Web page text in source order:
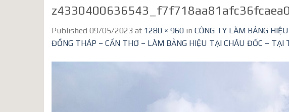
Published 09/05/2023 at 1280 × 960 in CÔNG TY LÀM BẢNG
ĐỒNG THÁP – CẦN THƠ – LÀM BẢNG HIỆU TẠI CHÂU ĐỐC –